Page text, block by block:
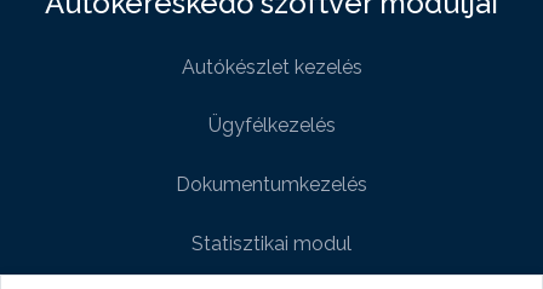
Autókészlet kezelés
Ügyfélkezelés
Dokumentumkezelés
Statisztikai modul